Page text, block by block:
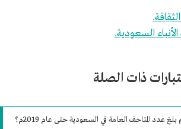
السعودية.
ذات الصلة
عدد المتاحف العامة في السعودية حتى عام 2019م؟